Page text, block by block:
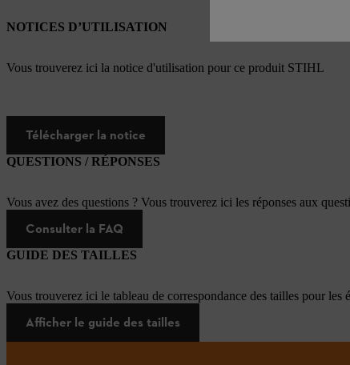
NOTICES D’UTILISATION
Vous trouverez ici la notice d'utilisation pour ce produit STIHL
Télécharger la notice
QUESTIONS / RÉPONSES
Vous avez des questions ? Vous trouverez ici les réponses aux
Consulter la FAQ
GUIDE DES TAILLES
Vous trouverez ici le tableau de correspondance des tailles pour
Afficher le guide des tailles